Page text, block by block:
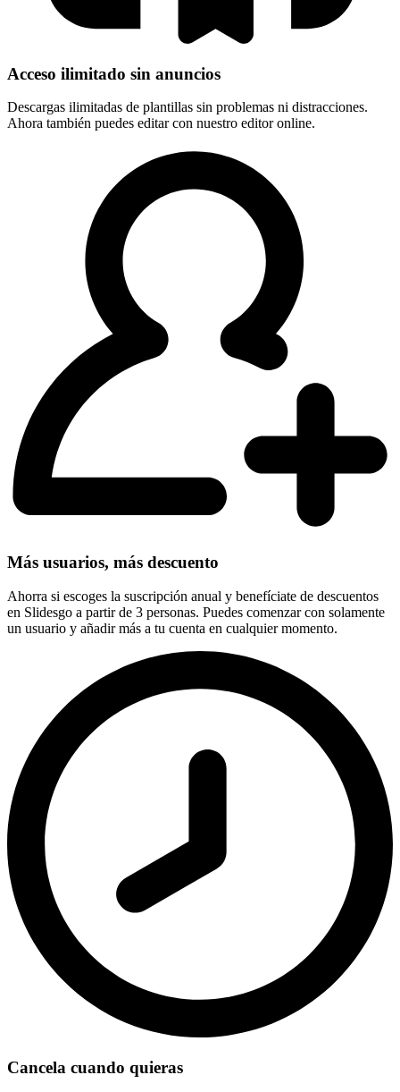
Acceso ilimitado sin anuncios
Descargas ilimitadas de plantillas sin problemas ni distracciones.
Ahora también puedes editar con nuestro editor online.
Más usuarios, más descuento
Ahorra si escoges la suscripción anual y benefíciate de descuentos
en Slidesgo a partir de 3 personas. Puedes comenzar con solamente
un usuario y añadir más a tu cuenta en cualquier momento.
Cancela cuando quieras